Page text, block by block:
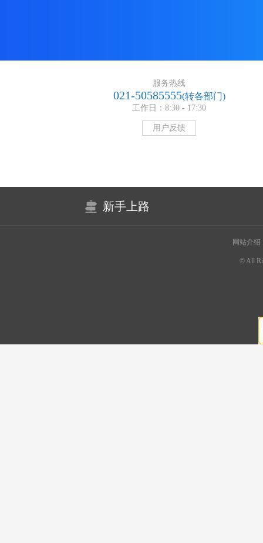
服务热线
021-50585555(转各部门)
工作日：8:30 - 17:30
用户反馈
新手上路
网站介绍
© All